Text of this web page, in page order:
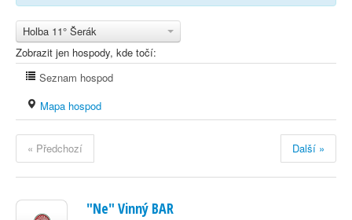
Holba 11° Šerák
Zobrazit jen hospody, kde točí:
Seznam hospod
Mapa hospod
« Předchozí Další »
"Ne" Vinný BAR